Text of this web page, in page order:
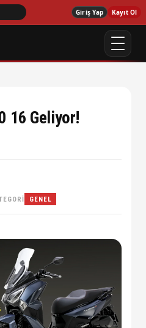
Giriş Yap Kayıt Ol
16 Geliyor!
GENEL